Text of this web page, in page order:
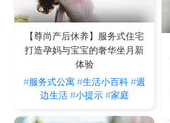
【尊尚产后休养】服务式住宅
打造孕妈与宝宝的奢华坐月新
体验
#服务式公寓#生活小百科#週
边生活 #小提示 #家庭